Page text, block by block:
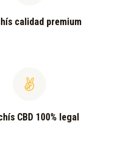
calidad premium
CBD 100% legal